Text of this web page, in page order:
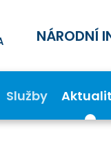
NÁRODNÍ
Služby